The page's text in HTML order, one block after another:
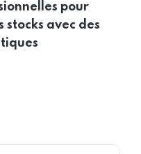
pour
stocks avec des